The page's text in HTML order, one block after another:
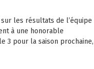
les résultats de l’équipe
à une honorable
3 pour la saison prochaine,